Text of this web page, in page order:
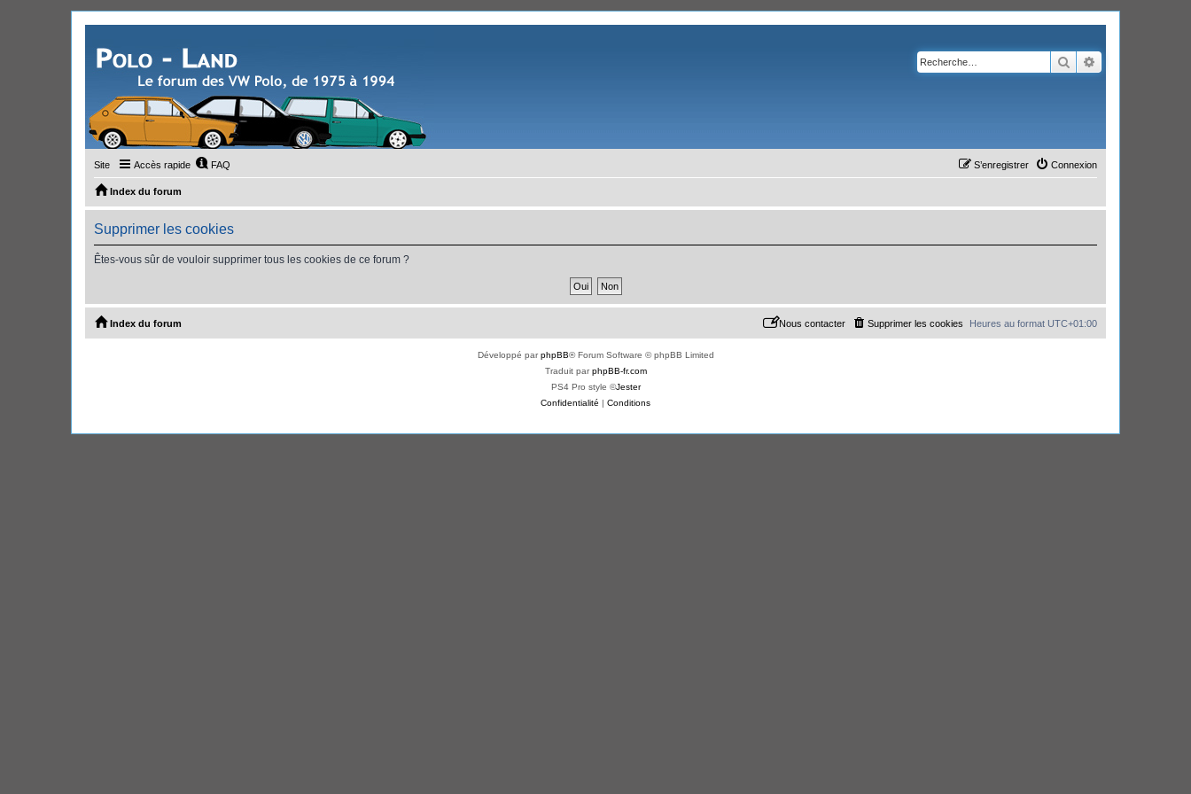
Rechercher
Site Accès rapide FAQ Connexion
S’enregistrer
Index du forum
Supprimer les cookies
Êtes-vous sûr de vouloir supprimer tous les cookies de ce forum ?
Index du forum Heures au format UTC+01:00
Supprimer les cookies
Nous contacter
Développé parphpBB® Forum Software © phpBB Limited
Traduit parphpBB-fr.com
PS4 Pro style ©Jester
Confidentialité | Conditions